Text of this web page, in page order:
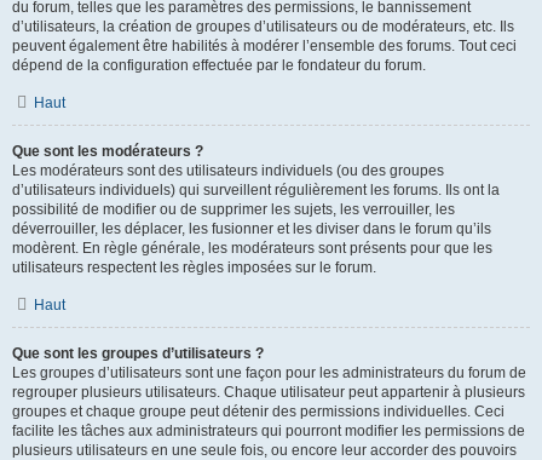
du forum, telles que les paramètres des permissions, le bannissement
d’utilisateurs, la création de groupes d’utilisateurs ou de modérateurs, etc. Ils
peuvent également être habilités à modérer l’ensemble des forums. Tout ceci
dépend de la configuration effectuée par le fondateur du forum.
Haut
Que sont les modérateurs ?
Les modérateurs sont des utilisateurs individuels (ou des groupes
d’utilisateurs individuels) qui surveillent régulièrement les forums. Ils ont la
possibilité de modifier ou de supprimer les sujets, les verrouiller, les
déverrouiller, les déplacer, les fusionner et les diviser dans le forum qu’ils
modèrent. En règle générale, les modérateurs sont présents pour que les
utilisateurs respectent les règles imposées sur le forum.
Haut
Que sont les groupes d’utilisateurs ?
Les groupes d’utilisateurs sont une façon pour les administrateurs du forum de
regrouper plusieurs utilisateurs. Chaque utilisateur peut appartenir à plusieurs
groupes et chaque groupe peut détenir des permissions individuelles. Ceci
facilite les tâches aux administrateurs qui pourront modifier les permissions de
plusieurs utilisateurs en une seule fois, ou encore leur accorder des pouvoirs